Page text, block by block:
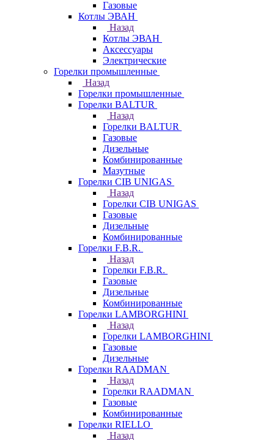
Газовые
Котлы ЭВАН
Назад
Котлы ЭВАН
Аксессуары
Электрические
Горелки промышленные
Назад
Горелки промышленные
Горелки BALTUR
Назад
Горелки BALTUR
Газовые
Дизельные
Комбинированные
Мазутные
Горелки CIB UNIGAS
Назад
Горелки CIB UNIGAS
Газовые
Дизельные
Комбинированные
Горелки F.B.R.
Назад
Горелки F.B.R.
Газовые
Дизельные
Комбинированные
Горелки LAMBORGHINI
Назад
Горелки LAMBORGHINI
Газовые
Дизельные
Горелки RAADMAN
Назад
Горелки RAADMAN
Газовые
Комбинированные
Горелки RIELLO
Назад